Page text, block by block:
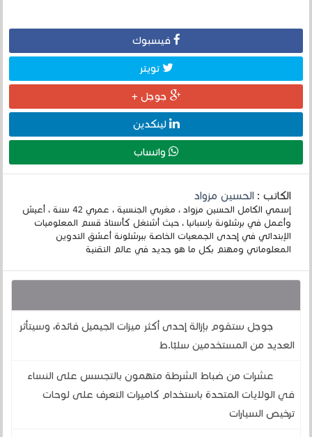
فيسبوك
تويتر
جوجل +
لينكدين
واتساب
الكاتب :الحسين مزواد
إسمي الكامل الحسين مزواد ، مغربي الجنسية ، عمري 42 سنة ، أعيش
وأعمل في برشلونة بإسبانيا ، حيث أشتغل كأستاذ قسم المعلوميات
الإبتدائي في إحدى الجمعيات الخاصة ببرشلونة أعشق التدوين
المعلوماتي ومهتم بكل ما هو جديد في عالم التقنية
جوجل ستقوم بإزالة إحدى أكثر ميزات الجيميل فائدة، وسيتأثر
العديد من المستخدمين سلبًا.ط
عشرات من ضباط الشرطة متهمون بالتجسس على النساء
في الولايات المتحدة باستخدام كاميرات التعرف على لوحات
ترخيص السيارات